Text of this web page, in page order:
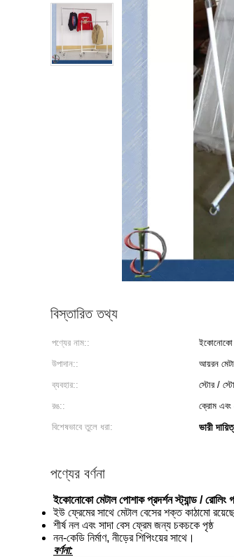
বিস্তারিত তথ্য
পণ্যের নাম:: ইকোনোকো
উপাদান::
আয়রন
ব্যবহার::
স্টোর /
রঙ::
ক্রোম এবং
বিশেষভাবে তুলে ধরা:
ভারী
পণ্যের বর্ণনা
ইকোনোকো মেটাল পোশাক প্রদর্শন স্ট্যান্ড / রোলিং
ইউ ফ্রেমের সাথে মেটাল বেসের শক্ত কাঠামো
শীর্ষ নল এবং সাদা বেস ফ্রেম জন্য চকচকে পৃষ্ঠ
নন-কেডি নির্মাণ, নীড়ের শিপিংয়ের সাথে।
বর্ণনা: